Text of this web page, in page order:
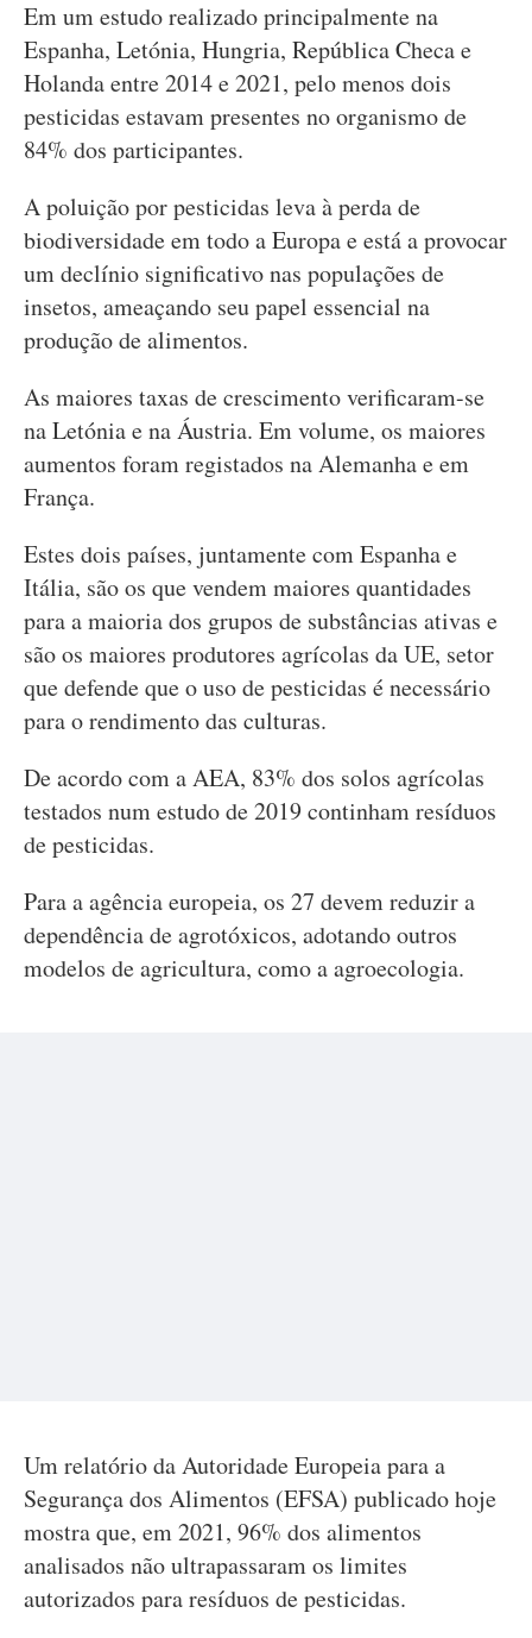
Em um estudo realizado principalmente na
Espanha, Letónia, Hungria, República Checa e
Holanda entre 2014 e 2021, pelo menos dois
pesticidas estavam presentes no organismo de
84% dos participantes.
A poluição por pesticidas leva à perda de
biodiversidade em todo a Europa e está a provocar
um declínio significativo nas populações de
insetos, ameaçando seu papel essencial na
produção de alimentos.
As maiores taxas de crescimento verificaram-se
na Letónia e na Áustria. Em volume, os maiores
aumentos foram registados na Alemanha e em
França.
Estes dois países, juntamente com Espanha e
Itália, são os que vendem maiores quantidades
para a maioria dos grupos de substâncias ativas e
são os maiores produtores agrícolas da UE, setor
que defende que o uso de pesticidas é necessário
para o rendimento das culturas.
De acordo com a AEA, 83% dos solos agrícolas
testados num estudo de 2019 continham resíduos
de pesticidas.
Para a agência europeia, os 27 devem reduzir a
dependência de agrotóxicos, adotando outros
modelos de agricultura, como a agroecologia.
Um relatório da Autoridade Europeia para a
Segurança dos Alimentos (EFSA) publicado hoje
mostra que, em 2021, 96% dos alimentos
analisados não ultrapassaram os limites
autorizados para resíduos de pesticidas.